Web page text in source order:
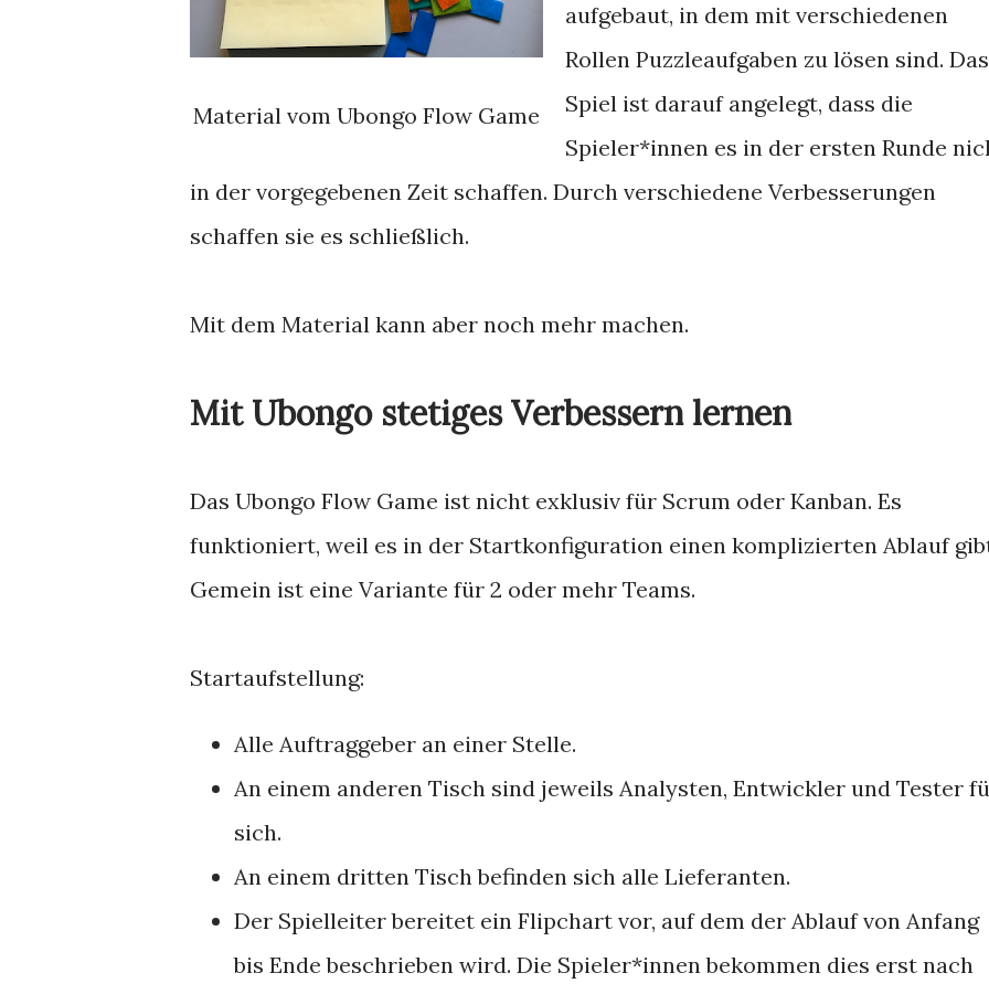
Material vom Ubongo Flow Game
aufgebaut, in dem mit verschiedenen
Rollen Puzzleaufgaben zu lösen sind. Das
Spiel ist darauf angelegt, dass die
Spieler*innen es in der ersten Runde
in der vorgegebenen Zeit schaffen. Durch verschiedene Verbesserungen
schaffen sie es schließlich.
Mit dem Material kann aber noch mehr machen.
Mit Ubongo stetiges Verbessern lernen
Das Ubongo Flow Game ist nicht exklusiv für Scrum oder Kanban. Es
funktioniert, weil es in der Startkonfiguration einen komplizierten Ablauf
Gemein ist eine Variante für 2 oder mehr Teams.
Startaufstellung:
Alle Auftraggeber an einer Stelle.
An einem anderen Tisch sind jeweils Analysten, Entwickler und Tester
sich.
An einem dritten Tisch befinden sich alle Lieferanten.
Der Spielleiter bereitet ein Flipchart vor, auf dem der Ablauf von Anfang
bis Ende beschrieben wird. Die Spieler*innen bekommen dies erst nach